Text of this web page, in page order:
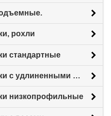
рохли
стандартные
Гидравлические тележки с удлиненными вилами
низкопрофильные